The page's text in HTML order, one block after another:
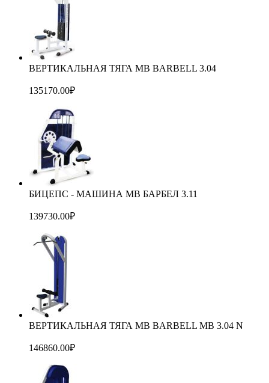
ВЕРТИКАЛЬНАЯ ТЯГА MB BARBELL 3.04
135170.00₽
БИЦЕПС - МАШИНА MB БАРБЕЛ 3.11
139730.00₽
ВЕРТИКАЛЬНАЯ ТЯГА MB BARBELL MB 3.04 N
146860.00₽